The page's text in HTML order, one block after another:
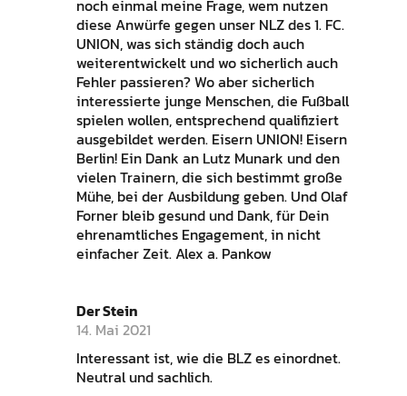
noch einmal meine Frage, wem nutzen
diese Anwürfe gegen unser NLZ des 1. FC.
UNION, was sich ständig doch auch
weiterentwickelt und wo sicherlich auch
Fehler passieren? Wo aber sicherlich
interessierte junge Menschen, die Fußball
spielen wollen, entsprechend qualifiziert
ausgebildet werden. Eisern UNION! Eisern
Berlin! Ein Dank an Lutz Munark und den
vielen Trainern, die sich bestimmt große
Mühe, bei der Ausbildung geben. Und Olaf
Forner bleib gesund und Dank, für Dein
ehrenamtliches Engagement, in nicht
einfacher Zeit. Alex a. Pankow
Der Stein
14. Mai 2021
Interessant ist, wie die BLZ es einordnet.
Neutral und sachlich.